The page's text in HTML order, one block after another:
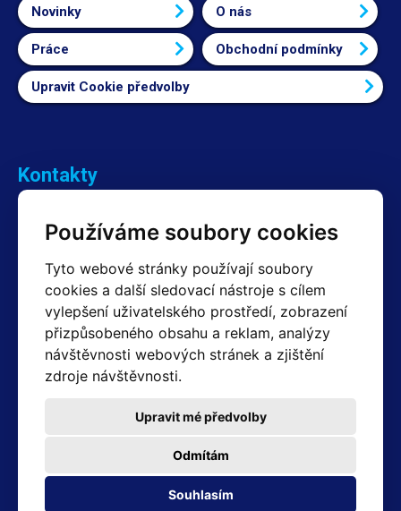
Používáme soubory cookies
Tyto webové stránky používají soubory
cookies a další sledovací nástroje s cílem
vylepšení uživatelského prostředí, zobrazení
přizpůsobeného obsahu a reklam, analýzy
návštěvnosti webových stránek a zjištění
zdroje návštěvnosti.
Souhlasím
Odmítám
Upravit mé předvolby
Novinky O nás
Práce Obchodní podmínky
Upravit Cookie předvolby
Kontakty
+420 603 357 606 +420 605 234 204
Fakturační a expediční oddělení
+420 605 259 759 (Po–Pá: 7:30 – 15:00)
Technické oddělení
+420 603 355 085 (Po–Pá: 8:00 – 16:00)
servis@hotair.cz
Platba jen v hotovosti
Adresa prodejny